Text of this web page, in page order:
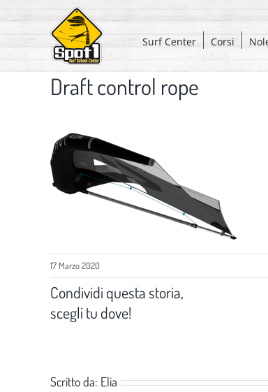
contenuto
Surf Center Corsi
Draft control rope
17 Marzo 2020
Condividi questa storia,
scegli tu dove!
Scritto da: Elia